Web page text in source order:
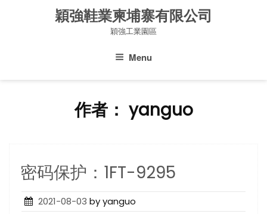
穎強鞋業柬埔寨有限公司
穎強工業園區
Menu
作者： yanguo
密码保护：1FT-9295
Posted
2021-08-03 by yanguo